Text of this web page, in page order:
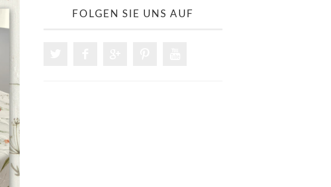
FOLGEN SIE UNS AUF